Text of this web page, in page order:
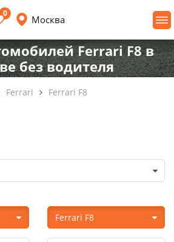
0
Москва
Ferrari F8 в
без водителя
Ferrari Ferrari F8
Ferrari F8